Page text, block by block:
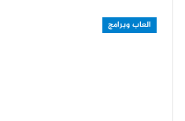
العاب وبرامج